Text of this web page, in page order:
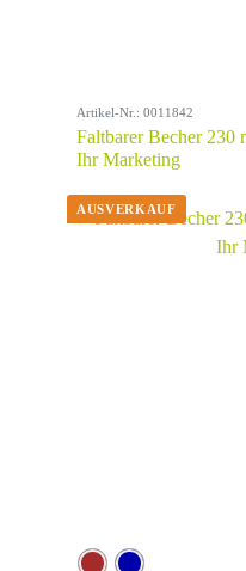
Artikel-Nr.: 0011842
Faltbarer Becher 230
Ihr Marketing